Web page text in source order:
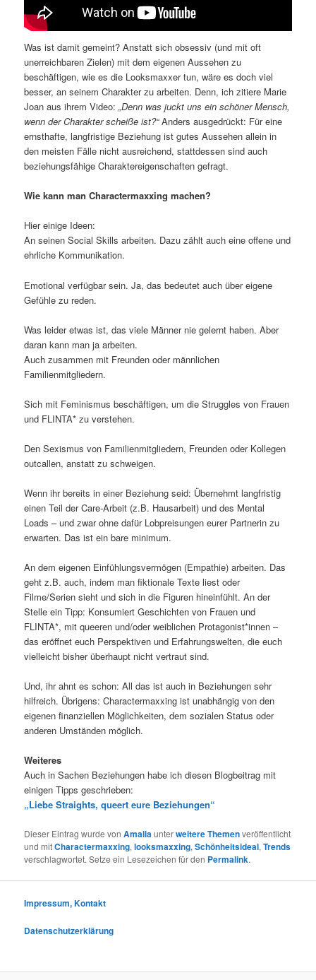
Was ist damit gemeint? Anstatt sich obsessiv (und mit oft
unerreichbaren Zielen) mit dem eigenen Aussehen zu
beschäftigen, wie es die Looksmaxxer tun, wäre es doch viel
besser, an seinem Charakter zu arbeiten. Denn, ich zitiere Marie
Joan aus ihrem Video:„Denn was juckt uns ein schöner Mensch,
wenn der Charakter scheiße ist?“Anders ausgedrückt: Für eine
ernsthafte, langfristige Beziehung ist gutes Aussehen allein in
den meisten Fälle nicht ausreichend, stattdessen sind auch
beziehungsfähige Charaktereigenschaften gefragt.
Wie kann man Charactermaxxing machen?
Hier einige Ideen:
An seinen Social Skills arbeiten. Dazu zählt auch eine offene und
ehrliche Kommunikation.
Emotional verfügbar sein. Ja, das bedeutet auch über eigene
Gefühle zu reden.
Was leider etwas ist, das viele Männer nie gelernt haben. Aber
daran kann man ja arbeiten.
Auch zusammen mit Freunden oder männlichen
Familienmitgliedern.
Sich mit Feminismus beschäftigen, um die Struggles von Frauen
und FLINTA* zu verstehen.
Den Sexismus von Familienmitgliedern, Freunden oder Kollegen
outcallen, anstatt zu schweigen.
Wenn ihr bereits in einer Beziehung seid: Übernehmt langfristig
einen Teil der Care-Arbeit (z.B. Hausarbeit) und des Mental
Loads – und zwar ohne dafür Lobpreisungen eurer Partnerin zu
erwarten. Das ist ein bare minimum.
An dem eigenen Einfühlungsvermögen (Empathie) arbeiten. Das
geht z.B. auch, indem man fiktionale Texte liest oder
Filme/Serien sieht und sich in die Figuren hineinfühlt. An der
Stelle ein Tipp: Konsumiert Geschichten von Frauen und
FLINTA*, mit queeren und/oder weiblichen Protagonist*innen –
das eröffnet euch Perspektiven und Erfahrungswelten, die euch
vielleicht bisher überhaupt nicht vertraut sind.
Und, ihr ahnt es schon: All das ist auch in Beziehungen sehr
hilfreich. Übrigens: Charactermaxxing ist unabhängig von den
eigenen finanziellen Möglichkeiten, dem sozialen Status oder
anderen Umständen möglich.
Weiteres
Auch in Sachen Beziehungen habe ich diesen Blogbeitrag mit
einigen Tipps geschrieben:
„Liebe Straights, queert eure Beziehungen“
Dieser Eintrag wurde vonAmalia unterweitere Themenveröffentlicht
und mitCharactermaxxing,looksmaxxing,Schönheitsideal,Trends
verschlagwortet. Setze ein Lesezeichen für den Permalink.
Impressum, Kontakt
Datenschutzerklärung